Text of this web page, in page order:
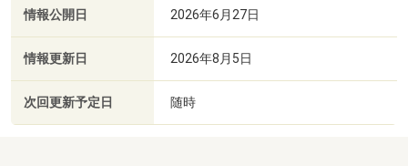
情報公開日 2026年6月27日
情報更新日 2026年8月5日
次回更新予定日 随時